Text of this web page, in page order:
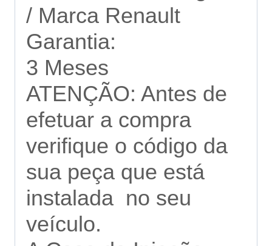
/ Marca Renault
Garantia:
3 Meses
ATENÇÃO: Antes de
efetuar a compra
verifique o código da
sua peça que está
instalada no seu
veículo.